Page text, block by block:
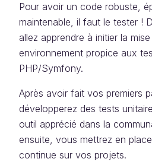
Pour avoir un code robuste,
maintenable, il faut le tester !
allez apprendre à initier la
environnement propice aux
PHP/Symfony.
Après avoir fait vos premiers
développerez des tests
outil apprécié dans la
ensuite, vous mettrez en
continue sur vos projets.